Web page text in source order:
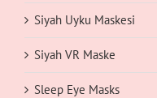
Siyah Uyku Maskesi
Siyah VR Maske
Sleep Eye Masks